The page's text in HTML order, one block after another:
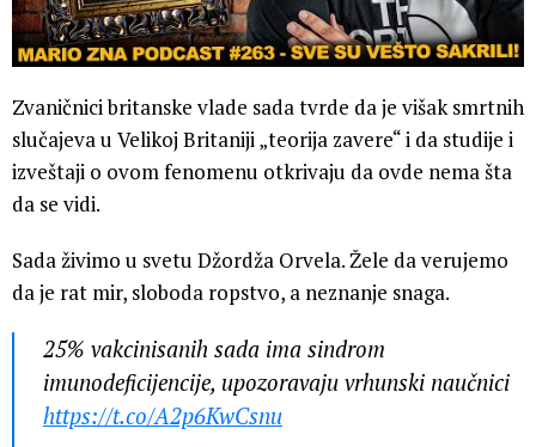
Zvaničnici britanske vlade sada tvrde da je višak smrtnih
slučajeva u Velikoj Britaniji „teorija zavere“ i da studije i
izveštaji o ovom fenomenu otkrivaju da ovde nema šta
da se vidi.
Sada živimo u svetu Džordža Orvela. Žele da verujemo
da je rat mir, sloboda ropstvo, a neznanje snaga.
25% vakcinisanih sada ima sindrom
imunodeficijencije, upozoravaju vrhunski naučnici
https://t.co/A2p6KwCsnu